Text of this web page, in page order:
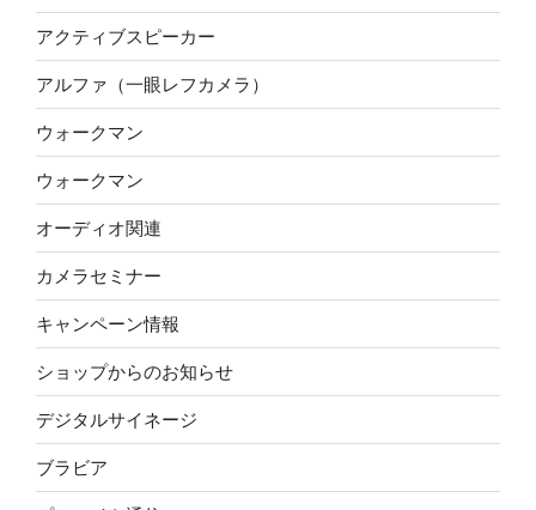
アクティブスピーカー
アルファ（一眼レフカメラ）
ウォークマン
ウォークマン
オーディオ関連
カメラセミナー
キャンペーン情報
ショップからのお知らせ
デジタルサイネージ
ブラビア